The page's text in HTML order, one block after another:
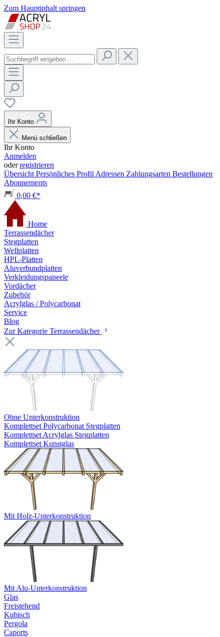
Zum Hauptinhalt springen
Ihr Konto
Menü schließen
Ihr Konto
Anmelden
oderregistrieren
Übersicht Persönliches Profil Adressen Zahlungsarten Bestellungen
Abonnements
0,00 €*
Home
Terrassendächer
Stegplatten
Wellplatten
HPL-Platten
Aluverbundplatten
Verkleidungspaneele
Vordächer
Zubehör
Acrylglas / Polycarbonat
Service
Blog
Zur Kategorie Terrassendächer
Ohne Unterkonstruktion
Komplettset Polycarbonat Stegplatten
Komplettset Acrylglas Stegplatten
Komplettset Kunstglas
Mit Holz-Unterkonstruktion
Mit Alu-Unterkonstruktion
Glas
Freistehend
Kubisch
Pergola
Caports